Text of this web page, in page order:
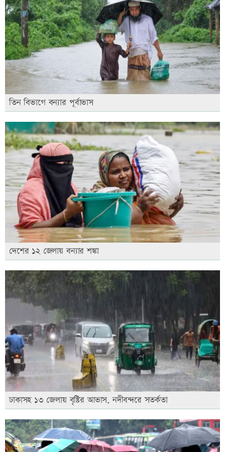
তিন বিভাগে বন্যার পূর্বাভাস
দেশের ১২ জেলায় বন্যার শঙ্কা
ঢাকাসহ ১৩ জেলায় বৃষ্টির আভাস, নদীবন্দরে সতর্কতা